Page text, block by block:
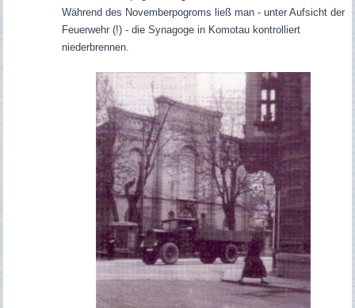
Während des Novemberpogroms ließ man - unter Aufsicht der
Feuerwehr (!) - die Synagoge in Komotau kontrolliert
niederbrennen.